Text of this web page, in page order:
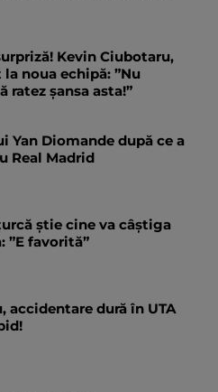
Kevin Ciubotaru,
noua echipă: ”Nu
ratez șansa asta!”
Yan Diomande după ce a
Real Madrid
știe cine va câștiga
”E favorită”
accidentare dură în UTA